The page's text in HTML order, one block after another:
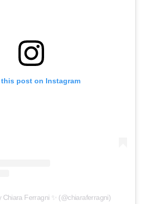
this post on Instagram
Chiara Ferragni ✨ (@chiaraferragni)